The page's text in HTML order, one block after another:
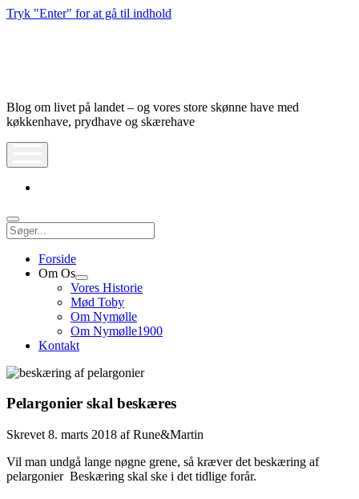
Tryk "Enter" for at gå til indhold
Blog om livet på landet – og vores store skønne have med
køkkenhave, prydhave og skærehave
Søg
Forside
Om Os
Åbn
dropdown
meny
Vores Historie
Mød Toby
Om Nymølle
Om Nymølle1900
Kontakt
Pelargonier skal beskæres
Skrevet 8. marts 2018 afRune&Martin
Vil man undgå lange nøgne grene, så kræver det beskæring af
pelargonier Beskæring skal ske i det tidlige forår.